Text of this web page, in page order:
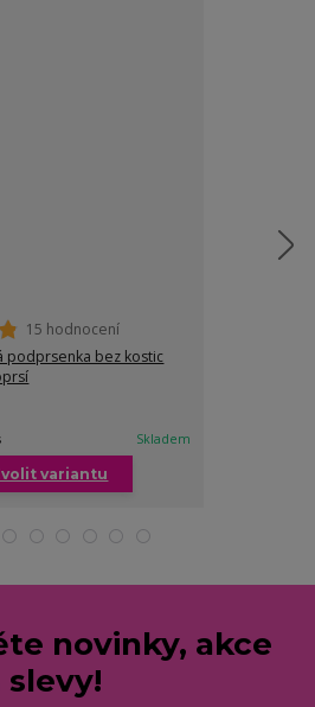
15 hodnocení
podprsenka bez kostic
Skladem
variantu
novinky, akce
slevy!